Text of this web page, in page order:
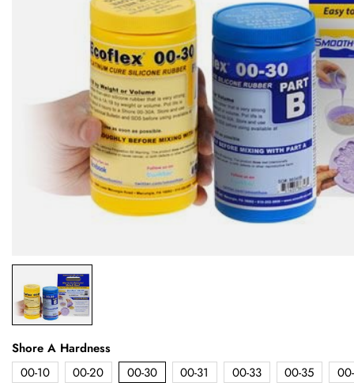
Shore A Hardness
00-10
00-20 00-30 00-31 00-33 00-35